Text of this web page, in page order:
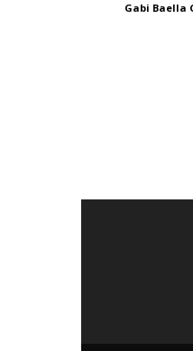
Gabi Baella